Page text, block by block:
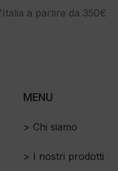
a partire da 350€
MENU
> Chi siamo
> I nostri prodotti